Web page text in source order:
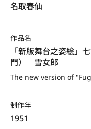
名取春仙
作品名
「新版舞台之姿絵」
門）　雪女郎
The new version of
制作年
1951